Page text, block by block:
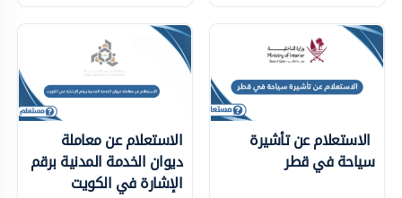
الاستعلام عن تأشيرة
سياحة في قطر
الاستعلام عن معاملة
ديوان الخدمة المدنية برقم
الإشارة في الكويت